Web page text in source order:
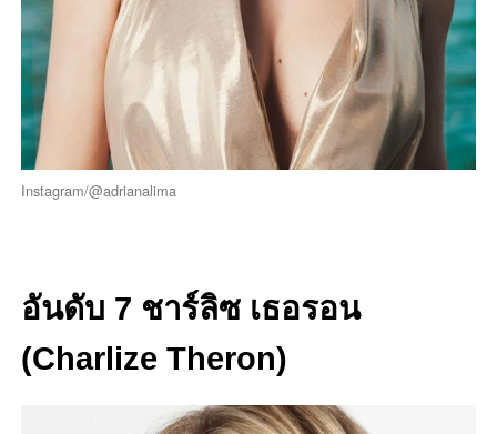
Instagram/@adrianalima
อันดับ 7 ชาร์ลิซ เธอรอน
(Charlize Theron)